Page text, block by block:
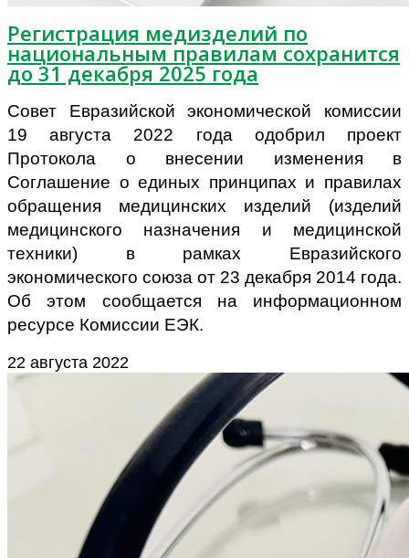
Регистрация медизделий по
национальным правилам сохранится
до 31 декабря 2025 года
Совет Евразийской экономической комиссии
19 августа 2022 года одобрил проект
Протокола о внесении изменения в
Соглашение о единых принципах и правилах
обращения медицинских изделий (изделий
медицинского назначения и медицинской
техники) в рамках Евразийского
экономического союза от 23 декабря 2014 года.
Об этом сообщается на информационном
ресурсе Комиссии ЕЭК.
22 августа 2022